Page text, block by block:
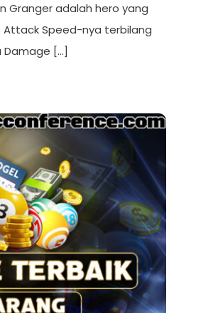
Granger adalah hero yang
Attack Speed-nya terbilang
Damage […]